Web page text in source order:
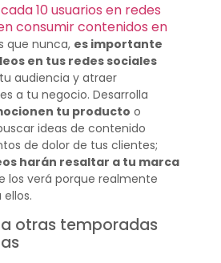
10 usuarios en redes
consumir contenidos en
que nunca, es importante
en tus redes sociales
audiencia y atraer
a tu negocio. Desarrolla
tu producto o
ideas de contenido
de dolor de tus clientes;
harán resaltar a tu marca
los verá porque realmente
otras temporadas